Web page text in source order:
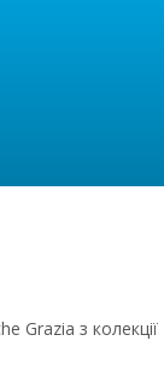
Grazia з